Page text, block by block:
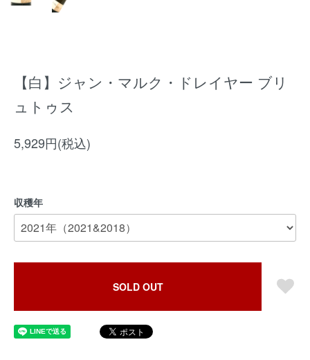
【白】ジャン・マルク・ドレイヤー ブリ
ュトゥス
5,929円(税込)
収穫年
SOLD OUT